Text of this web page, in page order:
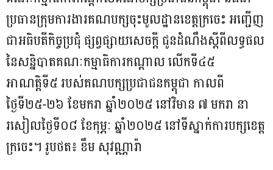
ប្រធានក្រុមការងារគណបក្សចុះមូលដ្ឋានខេត្តក្រចេះ អញ្ជើញ
ជាអធិបតីកិច្ចប្រជុំ ផ្សព្វផ្សាយសេចក្តី ជូនដំណឹងស្តីពីលទ្ធផល
នៃសន្និបាតគណៈកម្មាធិការកណ្តាល លើកទី៤៥
អាណត្តិទី៥ របស់គណបក្សប្រជាជនកម្ពុជា កាលពី
ថ្ងៃទី២៥-២៦ ខែមករា ឆ្នាំ២០២៥ នៅវិមាន ៧ មករា នា
រសៀលថ្ងៃទី០៨ ខែកុម្ភៈ ឆ្នាំ២០២៥ នៅទីស្នាក់ការបក្សខេត្ត
ក្រចេះ។ រូបថត៖ ខឹម សុវណ្ណារ៉ា